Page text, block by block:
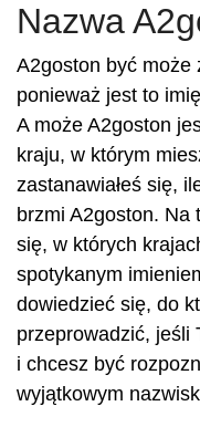
Nazwa
A2goston być może
ponieważ jest to
A może A2goston
kraju, w którym
zastanawiałeś się,
brzmi A2goston. Na
się, w których
spotykanym
dowiedzieć się, do
przeprowadzić, jeśli
i chcesz być
wyjątkowym